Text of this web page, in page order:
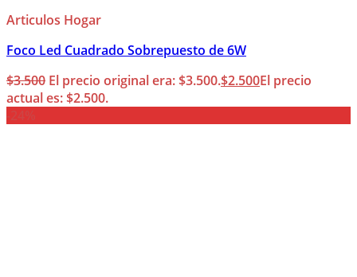
Articulos Hogar
Foco Led Cuadrado Sobrepuesto de 6W
$3.500 El precio original era: $3.500.$2.500El precio
actual es: $2.500.